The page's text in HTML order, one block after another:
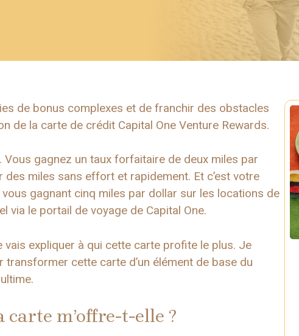
de bonus complexes et de franchir des obstacles
de la carte de crédit Capital One Venture Rewards.
gagnez un taux forfaitaire de deux miles par
miles sans effort et rapidement. Et c’est votre
gagnant cinq miles par dollar sur les locations de
via le portail de voyage de Capital One.
expliquer à qui cette carte profite le plus. Je
cette carte d’un élément de base du
carte m’offre-t-elle ?